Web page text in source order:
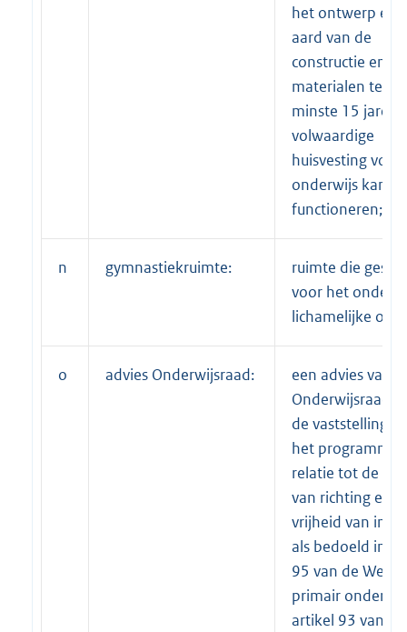
het ontwerp en
aard van de
constructie en
materialen ten
minste 15 jaren
volwaardige
huisvesting voor
onderwijs kan
functioneren;
n gymnastiekruimte:
ruimte die
voor het
lichamelijke
o advies Onderwijsraad:
een advies van
Onderwijsraad
de vaststelling
het programma
relatie tot de
van richting en
vrijheid van
als bedoeld in
95 van de Wet
primair
artikel 93 van